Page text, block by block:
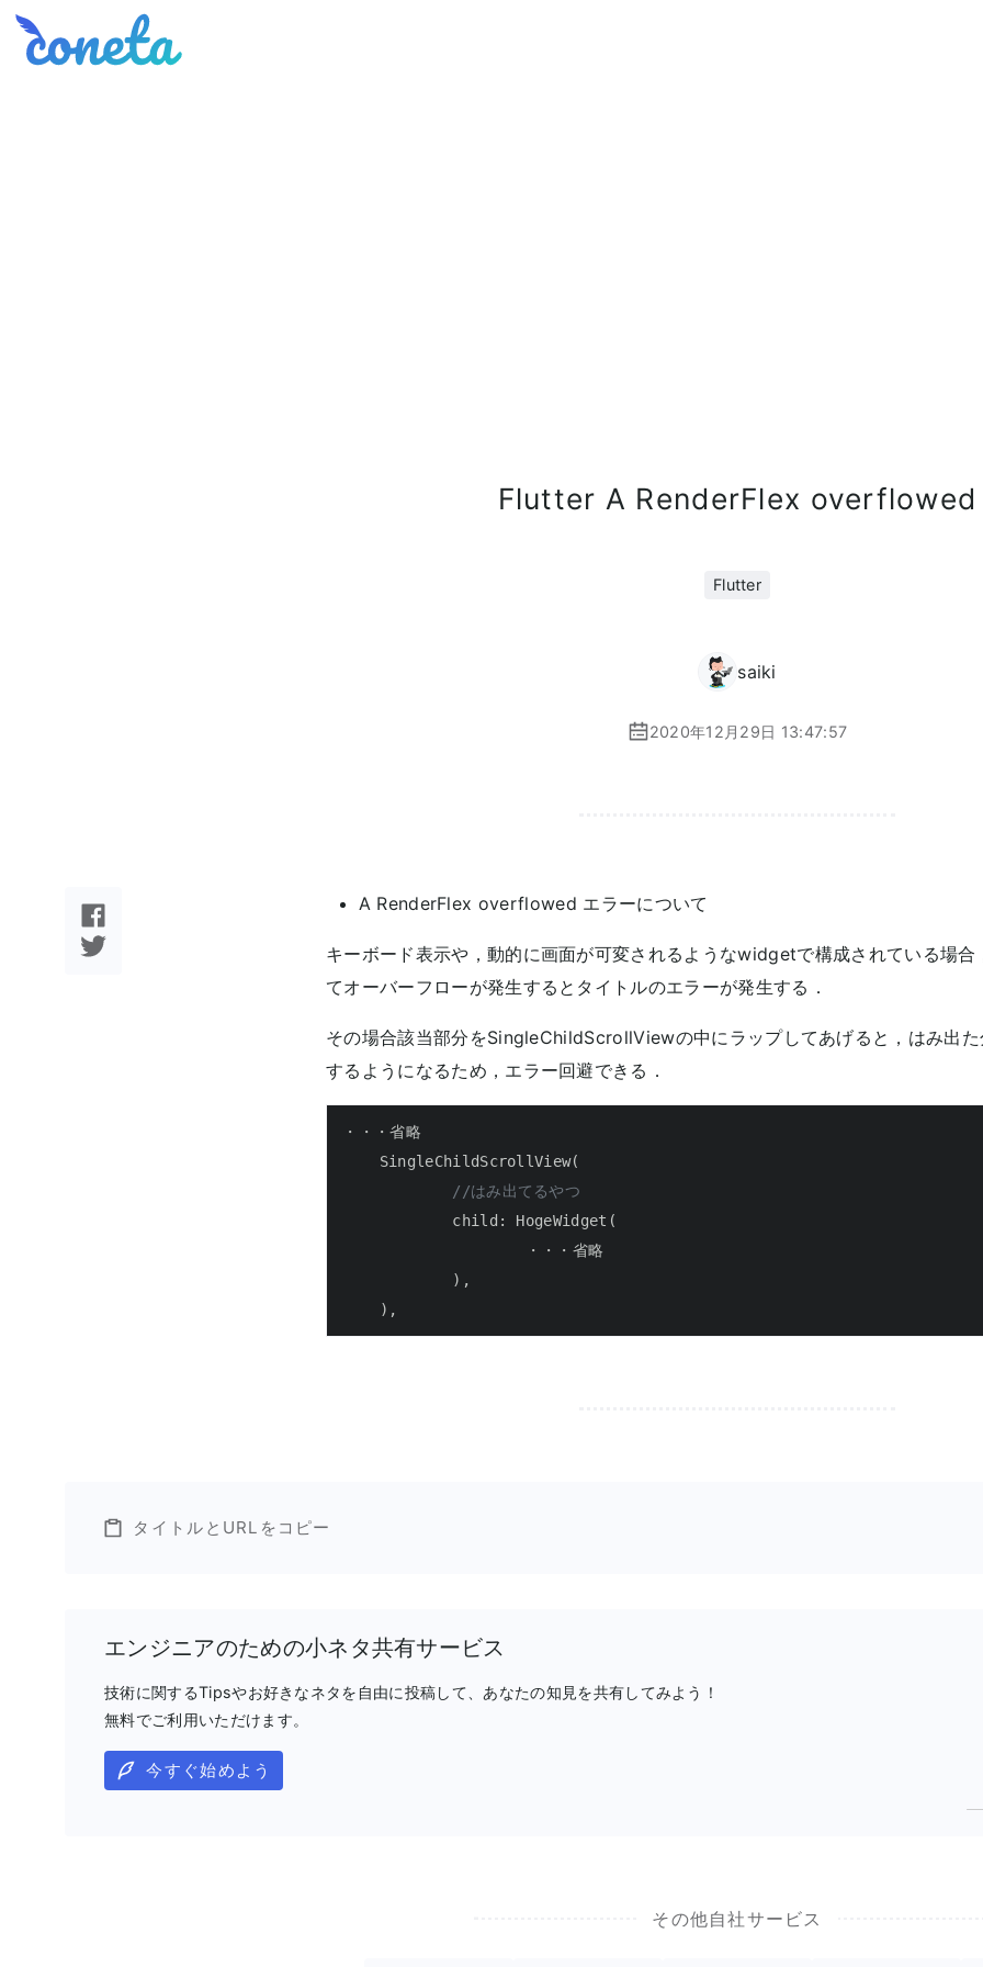
Coneta
Flutter A RenderFlex overflowed
Flutter
saiki
2020年12月29日 13:47:57
A RenderFlex overflowed エラーについて
キーボード表示や，動的に画面が可変されるようなwidgetで構成されている場合
てオーバーフローが発生するとタイトルのエラーが発生する．
その場合該当部分をSingleChildScrollViewの中にラップしてあげると，はみ出
するようになるため，エラー回避できる．
・・・省略
    SingleChildScrollView(
//はみ出てるやつ
            child: HogeWidget(
                    ・・・省略
            ),
    ),
タイトルとURLをコピー
エンジニアのための小ネタ共有サービス
技術に関するTipsやお好きなネタを自由に投稿して、あなたの知見を共有してみよう！
無料でご利用いただけます。
今すぐ始めよう
その他自社サービス